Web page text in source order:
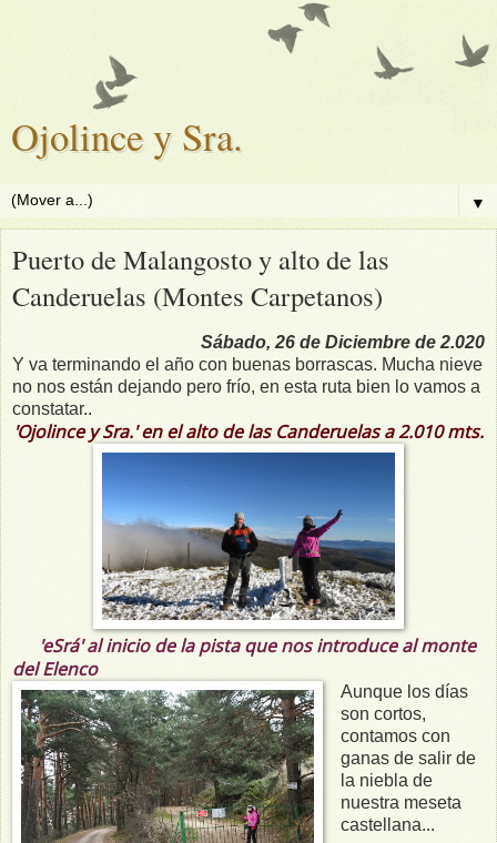
Ojolince y Sra.
▼
Puerto de Malangosto y alto de las
Canderuelas (Montes Carpetanos)
Sábado, 26 de Diciembre de 2.020
Y va terminando el año con buenas borrascas. Mucha nieve
no nos están dejando pero frío, en esta ruta bien lo vamos a
constatar..
'Ojolince y Sra.' en el alto de las Canderuelas a 2.010 mts.
'eSrá' al inicio de la pista que nos introduce al monte
del Elenco
Aunque los días
son cortos,
contamos con
ganas de salir de
la niebla de
nuestra meseta
castellana...